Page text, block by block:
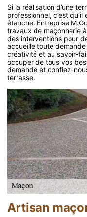
Si la réalisation d’une
professionnel, c’est
étanche. Entreprise
travaux de maçonnerie
des interventions pour
accueille toute
créativité et au savoir-
occuper de tous vos
demande et confiez-
terrasse.
Artisan